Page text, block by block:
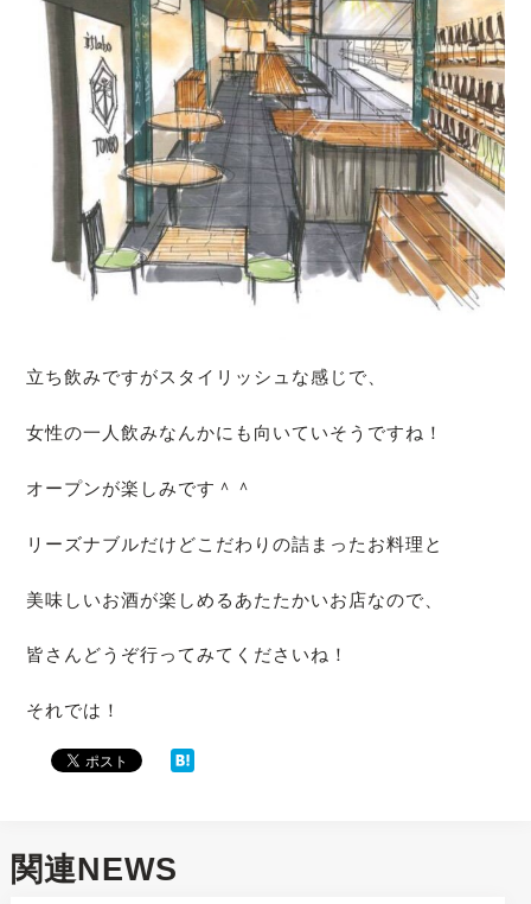
立ち飲みですがスタイリッシュな感じで、
女性の一人飲みなんかにも向いていそうですね！
オープンが楽しみです＾＾
リーズナブルだけどこだわりの詰まったお料理と
美味しいお酒が楽しめるあたたかいお店なので、
皆さんどうぞ行ってみてくださいね！
それでは！
関連NEWS